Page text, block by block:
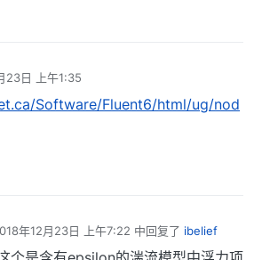
23日 上午1:35
Software/Fluent6/html/ug/nod
年12月23日 上午7:22 中回复了 ibelief
编辑